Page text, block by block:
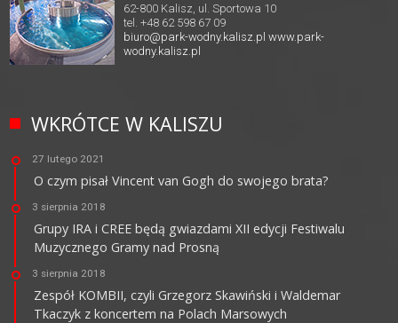
62-800 Kalisz, ul. Sportowa 10
tel. +48 62 598 67 09
biuro@park-wodny.kalisz.pl www.park-
wodny.kalisz.pl
WKRÓTCE W KALISZU
27 lutego 2021
O czym pisał Vincent van Gogh do swojego brata?
3 sierpnia 2018
Grupy IRA i CREE będą gwiazdami XII edycji Festiwalu
Muzycznego Gramy nad Prosną
3 sierpnia 2018
Zespół KOMBII, czyli Grzegorz Skawiński i Waldemar
Tkaczyk z koncertem na Polach Marsowych